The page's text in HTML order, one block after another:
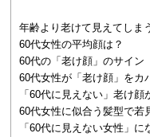
年齢より老けて見えてしま
60代女性の平均顔は？
60代の「老け顔」のサイン
60代女性が「老け顔」をカ
「60代に見えない」老け
60代女性に似合う髪型で若
「60代に見えない女性」